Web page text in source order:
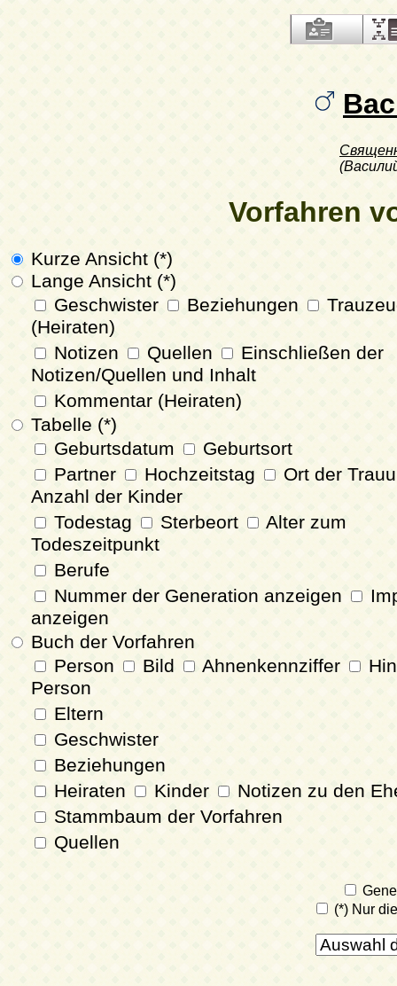
Vorfahren
Kurze Ansicht (*)
Lange Ansicht (*)
Geschwister
Beziehungen
(Heiraten)
Notizen
Quellen
Einschließen der
Notizen/Quellen und Inhalt
Kommentar (Heiraten)
Tabelle (*)
Geburtsdatum
Geburtsort
Partner
Hochzeitstag
Ort der
Anzahl der Kinder
Todestag
Sterbeort
Alter zum
Todeszeitpunkt
Berufe
Nummer der Generation anzeigen
anzeigen
Buch der Vorfahren
Person
Bild Ahnenkennziffer
Person
Eltern
Geschwister
Beziehungen
Heiraten
Kinder
Notizen zu den
Stammbaum der Vorfahren
Quellen
(*) Nur